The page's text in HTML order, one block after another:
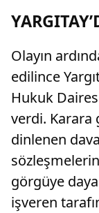
Olayın
edilince
Hukuk
verdi. Karara
dinlenen
görgüye
işveren